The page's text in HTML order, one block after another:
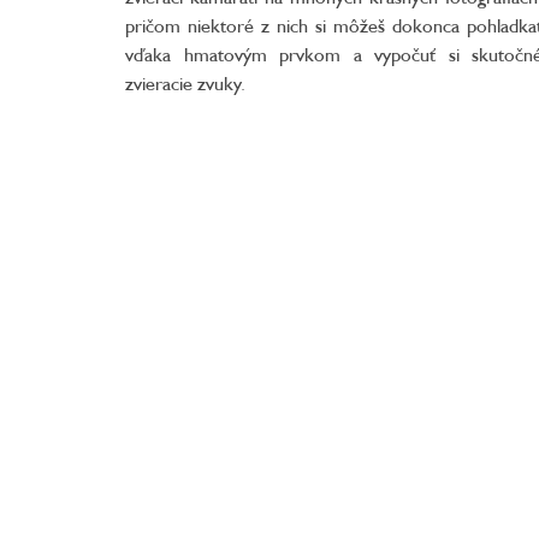
pričom niektoré z nich si môžeš dokonca
vďaka hmatovým prvkom a vypočuť si
zvieracie zvuky.